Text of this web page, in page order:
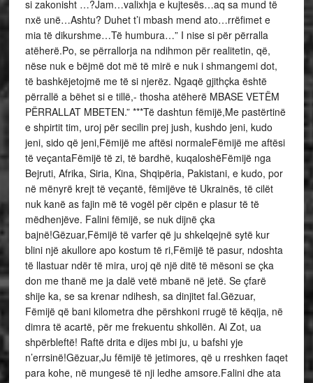
si zakonisht …?Jam…valixhja e kujtesës…aq sa mund të
nxë unë…Ashtu? Duhet t’i mbash mend ato…rrëfimet e
mia të dikurshme…Të humbura…” I nise si për përralla
atëherë.Po, se përrallorja na ndihmon për realitetin, që,
nëse nuk e bëjmë dot më të mirë e nuk i shmangemi dot,
të bashkëjetojmë me të si njerëz. Ngaqë gjithçka është
përrallë a bëhet si e tillë,- thosha atëherë MBASE VETËM
PËRRALLAT MBETEN.” ***Të dashtun fëmijë,Me pastërtinë
e shpirtit tim, uroj për secilin prej jush, kushdo jeni, kudo
jeni, sido që jeni,Fëmijë me aftësi normaleFëmijë me aftësi
të veçantaFëmijë të zi, të bardhë, kuqaloshëFëmijë nga
Bejruti, Afrika, Siria, Kina, Shqipëria, Pakistani, e kudo, por
në mënyrë krejt të veçantë, fëmijëve të Ukrainës, të cilët
nuk kanë as fajin më të vogël për cipën e plasur të të
mëdhenjëve. Falini fëmijë, se nuk dijnë çka
bajnë!Gëzuar,Fëmijë të varfer që ju shkelqejnë sytë kur
blini një akullore apo kostum të ri,Fëmijë të pasur, ndoshta
të llastuar ndër të mira, uroj që një ditë të mësoni se çka
don me thanë me ja dalë vetë mbanë në jetë. Se çfarë
shije ka, se sa krenar ndihesh, sa dinjitet fal.Gëzuar,
Fëmijë që bani kilometra dhe përshkoni rrugë të këqija, në
dimra të acartë, për me frekuentu shkollën. Ai Zot, ua
shpërbleftë! Raftë drita e dijes mbi ju, u bafshi yje
n’errsinë!Gëzuar,Ju fëmijë të jetimores, që u rreshken faqet
para kohe, në mungesë të nji ledhe amsore.Falini dhe ata